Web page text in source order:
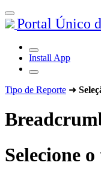
Portal Único
Install App
Tipo de Reporte ➜
Selecione